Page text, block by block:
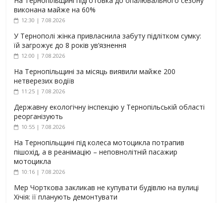
виконана майже на 60%
12:30 | 7.08.2026
У Тернополі жінка привласнила забуту підлітком сумку:
їй загрожує до 8 років ув’язнення
12:00 | 7.08.2026
На Тернопільщині за місяць виявили майже 200
нетверезих водіїв
11:25 | 7.08.2026
Державну екологічну інспекцію у Тернопільській області
реорганізують
10:55 | 7.08.2026
На Тернопільщині під колеса мотоцикла потрапив
пішохід, а в реанімацію – неповнолітній пасажир
мотоцикла
10:16 | 7.08.2026
Мер Чорткова закликав не купувати будівлю на вулиці
Хічія: її планують демонтувати